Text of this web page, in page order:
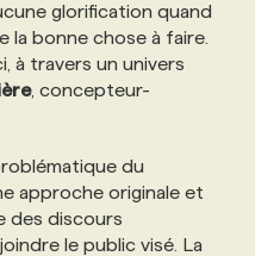
glorification quand
la bonne chose à faire.
à travers un univers
, concepteur-
du
approche originale et
des discours
le public visé. La